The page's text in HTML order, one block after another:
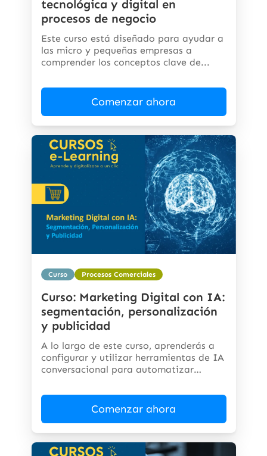
tecnológica y digital en
procesos de negocio
Este curso está diseñado para ayudar a
las micro y pequeñas empresas a
comprender los conceptos clave de...
Comenzar ahora
Curso Procesos Comerciales
Curso: Marketing Digital con IA:
segmentación, personalización
y publicidad
A lo largo de este curso, aprenderás a
configurar y utilizar herramientas de IA
conversacional para automatizar
Comenzar ahora